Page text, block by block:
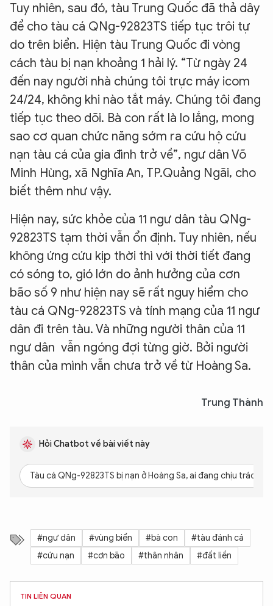
Tuy nhiên, sau đó, tàu Trung Quốc đã thả dây
để cho tàu cá QNg-92823TS tiếp tục trôi tự
do trên biển. Hiện tàu Trung Quốc đi vòng
cách tàu bị nạn khoảng 1 hải lý. “Từ ngày 24
đến nay người nhà chúng tôi trực máy icom
24/24, không khi nào tắt máy. Chúng tôi đang
tiếp tục theo dõi. Bà con rất là lo lắng, mong
sao cơ quan chức năng sớm ra cứu hộ cứu
nạn tàu cá của gia đình trở về”, ngư dân Võ
Minh Hùng, xã Nghĩa An, TP.Quảng Ngãi, cho
biết thêm như vậy.
Hiện nay, sức khỏe của 11 ngư dân tàu QNg-
92823TS tạm thời vẫn ổn định. Tuy nhiên, nếu
không ứng cứu kịp thời thì với thời tiết đang
có sóng to, gió lớn do ảnh hưởng của cơn
bão số 9 như hiện nay sẽ rất nguy hiểm cho
tàu cá QNg-92823TS và tính mạng của 11 ngư
dân đi trên tàu. Và những người thân của 11
ngư dân vẫn ngóng đợi từng giờ. Bởi người
thân của mình vẫn chưa trở về từ Hoàng Sa.
Trung Thành
Hỏi Chatbot về bài viết này
Tàu cá QNg-92823TS bị nạn ở Hoàng Sa, ai đang chịu trách
#ngư dân #vùng biển #bà con
#tàu đánh cá
#cứu nạn
#cơn bão #thân nhân #đất liền
TIN LIÊN QUAN